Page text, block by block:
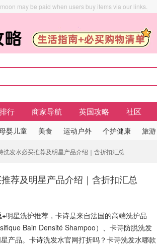
may be paid when users buy items via our links.
行 商家导航 英国攻略 社区
婴儿童 美食 运动户外 个护健康 旅游
发水必买推荐及明星产品介绍｜含折扣汇总
荐及明星产品介绍｜含折扣汇总
+明星洗护推荐，卡诗是来自法国的高端洗护品
Bain Densité Shampoo）、卡诗防脱洗发
产品。卡诗洗发水官网打折吗？卡诗洗发水哪款